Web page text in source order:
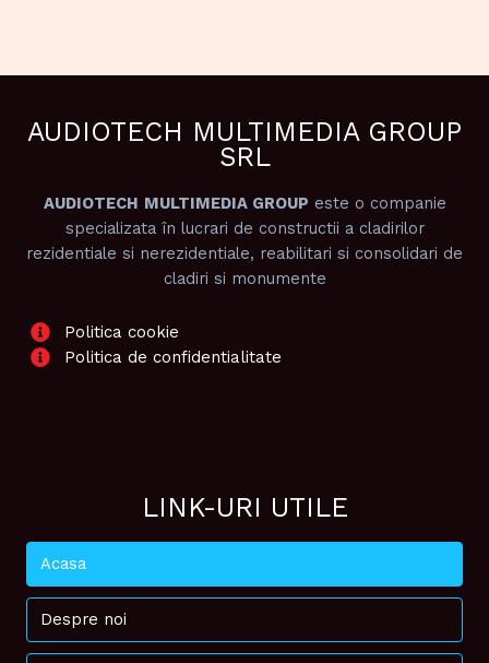
AUDIOTECH MULTIMEDIA GROUP
SRL
AUDIOTECH MULTIMEDIA GROUP este o companie
specializata în lucrari de constructii a cladirilor
rezidentiale si nerezidentiale, reabilitari si consolidari de
cladiri si monumente
Politica cookie
Politica de confidentialitate
LINK-URI UTILE
Acasa
Despre noi